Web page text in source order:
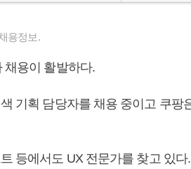
용정보.
채용이 활발하다.
기획 담당자를 채용 중이고 쿠팡
등에서도 UX 전문가를 찾고 있다.